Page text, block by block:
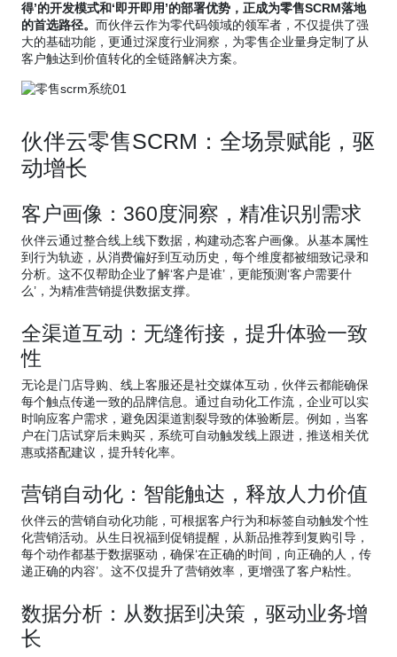
得’的开发模式和‘即开即用’的部署优势，正成为零售SCRM落地
的首选路径。 而伙伴云作为零代码领域的领军者，不仅提供了强
大的基础功能，更通过深度行业洞察，为零售企业量身定制了从
客户触达到价值转化的全链路解决方案。
伙伴云零售SCRM：全场景赋能，驱
动增长
客户画像：360度洞察，精准识别需求
伙伴云通过整合线上线下数据，构建动态客户画像。从基本属性
到行为轨迹，从消费偏好到互动历史，每个维度都被细致记录和
分析。这不仅帮助企业了解‘客户是谁’，更能预测‘客户需要什
么’，为精准营销提供数据支撑。
全渠道互动：无缝衔接，提升体验一致
性
无论是门店导购、线上客服还是社交媒体互动，伙伴云都能确保
每个触点传递一致的品牌信息。通过自动化工作流，企业可以实
时响应客户需求，避免因渠道割裂导致的体验断层。例如，当客
户在门店试穿后未购买，系统可自动触发线上跟进，推送相关优
惠或搭配建议，提升转化率。
营销自动化：智能触达，释放人力价值
伙伴云的营销自动化功能，可根据客户行为和标签自动触发个性
化营销活动。从生日祝福到促销提醒，从新品推荐到复购引导，
每个动作都基于数据驱动，确保‘在正确的时间，向正确的人，传
递正确的内容’。这不仅提升了营销效率，更增强了客户粘性。
数据分析：从数据到决策，驱动业务增
长